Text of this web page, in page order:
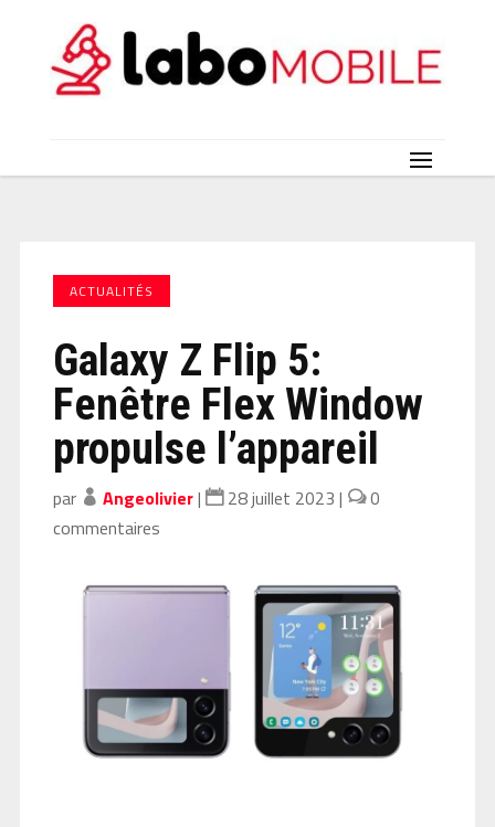
ACTUALITÉS
Galaxy Z Flip 5:
Fenêtre Flex Window
propulse l’appareil
par Angeolivier| 28 juillet 2023 |
0
commentaires